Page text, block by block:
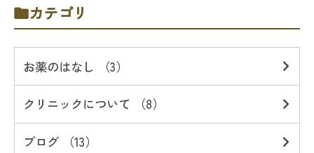
カテゴリ
お薬のはなし （3）
クリニックについて （8）
ブログ （13）